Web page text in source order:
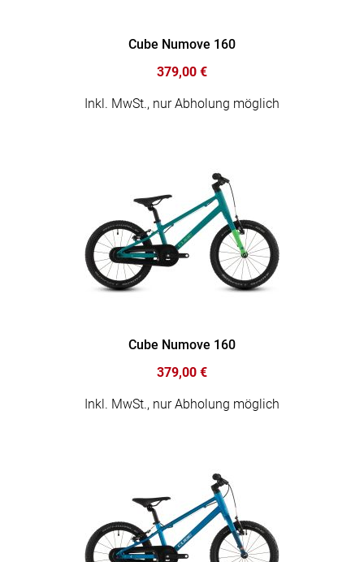
Cube Numove 160
379,00 €
Inkl. MwSt., nur Abholung möglich
Cube Numove 160
379,00 €
Inkl. MwSt., nur Abholung möglich